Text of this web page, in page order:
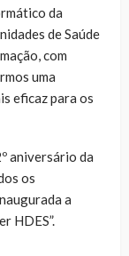
da
de Saúde
com
uma
eficaz para os
aniversário da
os
a
HDES”.